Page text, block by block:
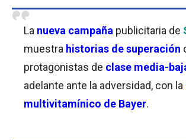
La nueva campaña publicitaria de
muestra historias de superación
protagonistas de clase media-
adelante ante la adversidad, con la
multivitamínico de Bayer.